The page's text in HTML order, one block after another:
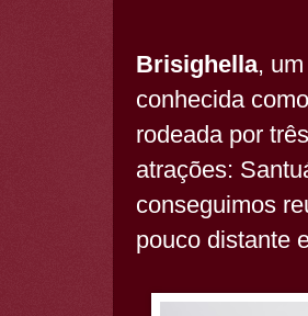
Brisighella,
conhecida
rodeada por
atrações:
conseguimos
pouco distante